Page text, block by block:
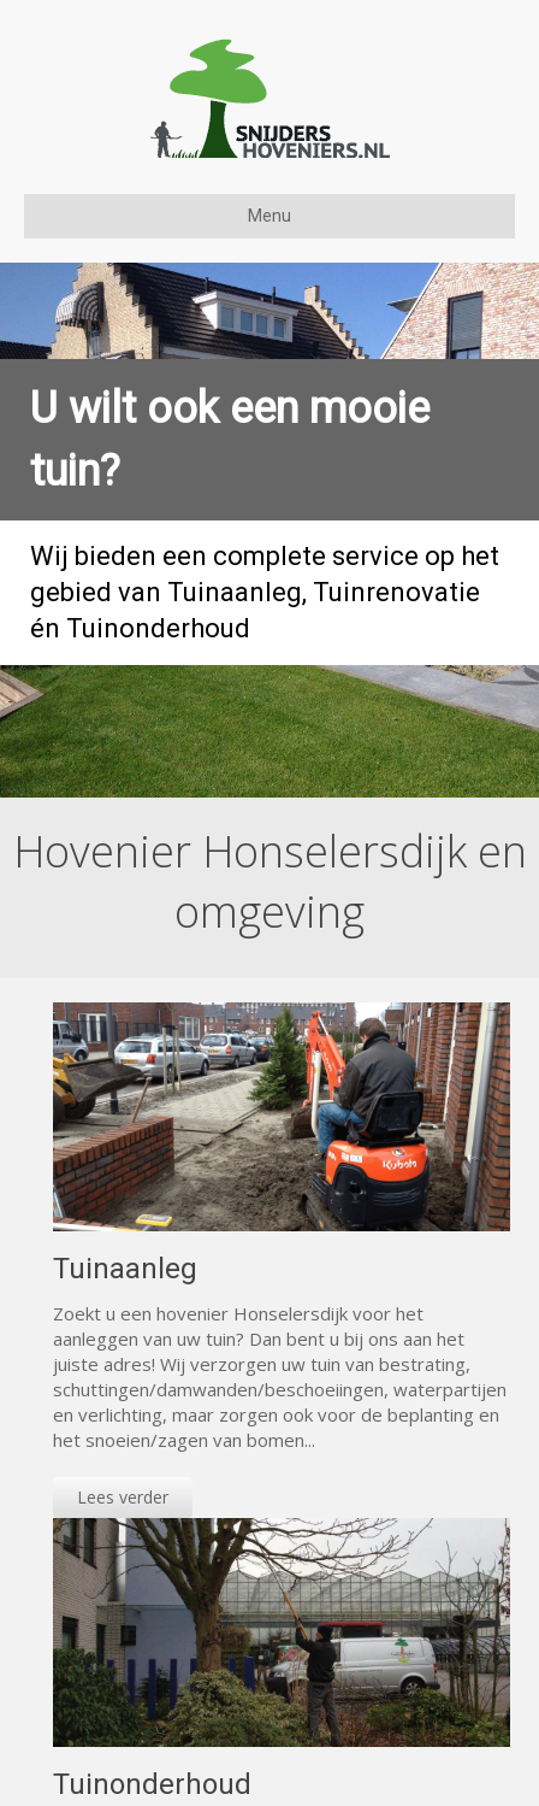
Menu
U wilt ook een mooie
tuin?
Wij bieden een complete service op het
gebied van Tuinaanleg, Tuinrenovatie
én Tuinonderhoud
Hovenier Honselersdijk en
omgeving
Tuinaanleg
Zoekt u een hovenier Honselersdijk voor het
aanleggen van uw tuin? Dan bent u bij ons aan het
juiste adres! Wij verzorgen uw tuin van bestrating,
schuttingen/damwanden/beschoeiingen, waterpartijen
en verlichting, maar zorgen ook voor de beplanting en
het snoeien/zagen van bomen...
Lees verder
Tuinonderhoud